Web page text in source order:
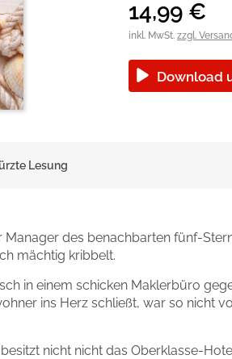
14,99 €
inkl. MwSt. zzgl.
Download
Lesung
Manager des benachbarten fünf-
mächtig kribbelt.
in einem schicken Maklerbüro
ins Herz schließt, war so nicht
nicht nicht das Oberklasse-